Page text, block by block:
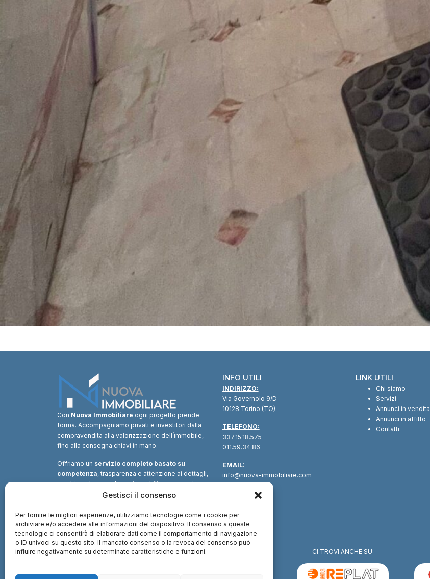
Gestisci il consenso
Per fornire le migliori esperienze, utilizziamo tecnologie come i cookie per
archiviare e/o accedere alle informazioni del dispositivo. Il consenso a queste
tecnologie ci consentirà di elaborare dati come il comportamento di navigazione
o ID univoci su questo sito. Il mancato consenso o la revoca del consenso può
influire negativamente su determinate caratteristiche e funzioni.
Con Nuova Immobiliare ogni progetto prende
forma. Accompagniamo privati e investitori dalla
compravendita alla valorizzazione dell’immobile,
fino alla consegna chiavi in mano.
Offriamo un servizio completo basato su
competenza, trasparenza e attenzione ai dettagli,
combinando consulenza immobiliare, supporto
tecnico e soluzioni finanziarie.Un unico
valore.
INFO UTILI
INDIRIZZO:
Via Governolo 9/D
10128 Torino (TO)
TELEFONO:
337.15.18.575
011.59.34.86
EMAIL:
info@nuova-immobiliare.com
LINK UTILI
Chi siamo
Servizi
Annunci in vendita
Annunci in affitto
Contatti
CI TROVI ANCHE SU: